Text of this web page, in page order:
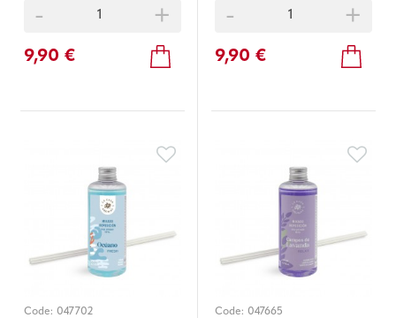
- +
9,90 €
- +
9,90 €
Code: 047702 Code: 047665